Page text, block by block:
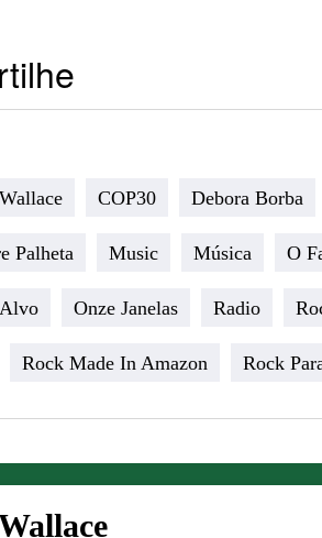
COP30 Debora Borba
Palheta Music Música O
Onze Janelas Radio
Rock Made In Amazon Rock